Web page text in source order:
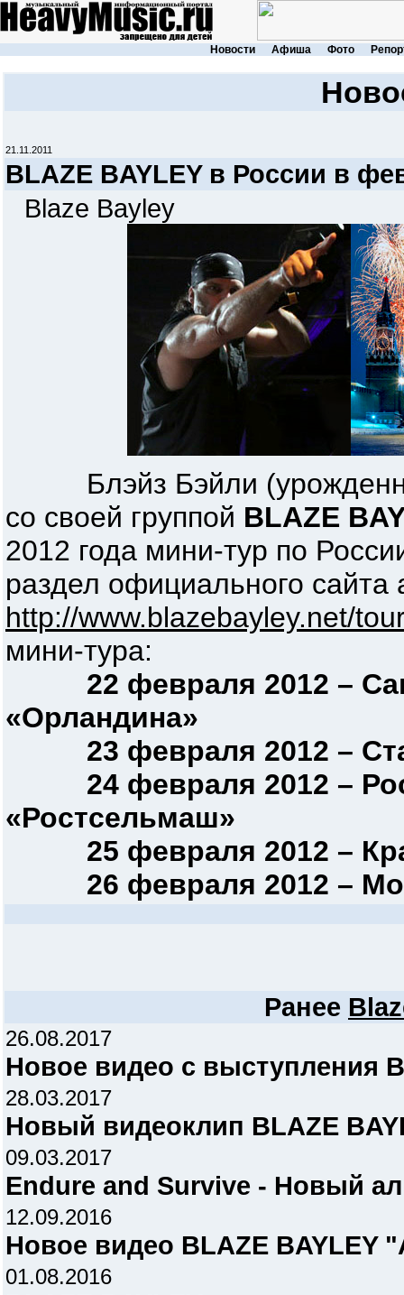
Новости Афиша Фото
21.11.2011
BLAZE BAYLEY в России в
Blaze Bayley
Блэйз Бэйли
со своей группой BLAZE
2012 года мини-тур по
раздел официального сайта
http://www.blazebayley.net/
мини-тура:
22 февраля 2012 –
«Орландина»
23 февраля 2012 –
24 февраля 2012 –
«Ростсельмаш»
25 февраля 2012 –
26 февраля 2012 –
Ранее
26.08.2017
Новое видео с выступления
28.03.2017
Новый видеоклип BLAZE
09.03.2017
Endure and Survive - Новый
12.09.2016
Новое видео BLAZE BAYLEY
01.08.2016